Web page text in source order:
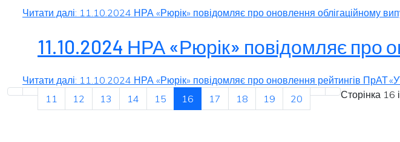
Читати далі: 11.10.2024 НРА «Рюрік» повідомляє про оновлення облігаційному
11.10.2024 НРА «Рюрік» повідомляє про
Читати далі: 11.10.2024 НРА «Рюрік» повідомляє про оновлення рейтингів ПрАТ
11
12 13 14 15 16 17 18 19 20 Сторінка 16